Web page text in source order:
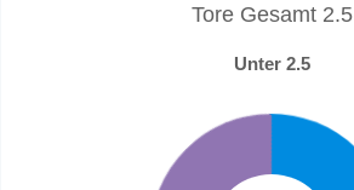
Tore Gesamt 2.5
Unter 2.5